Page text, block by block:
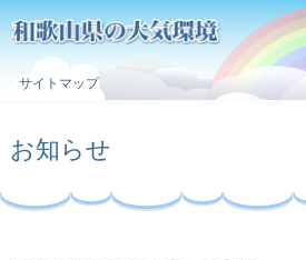
サイトマップ
お知らせ